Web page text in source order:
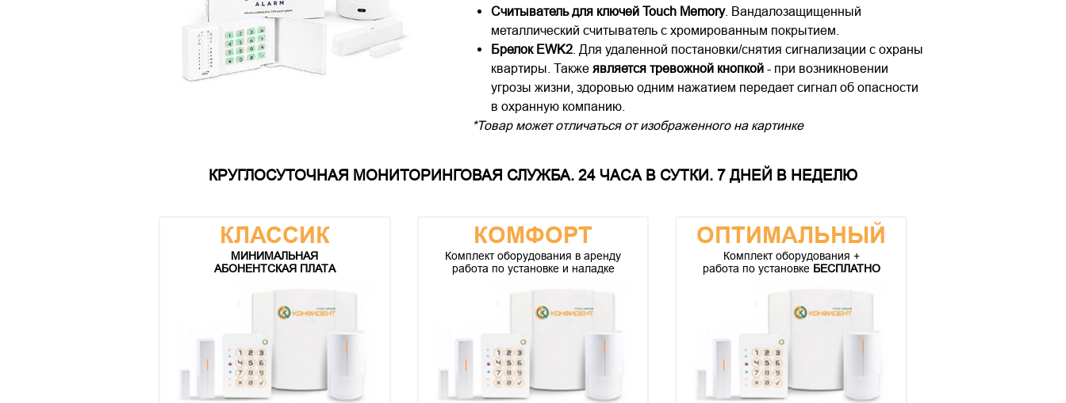
Считыватель для ключей Touch Memory. Вандалозащищенный
металлический считыватель с хромированным покрытием.
Брелок EWK2 . Для удаленной постановки/снятия сигнализации с охраны
квартиры. Такжеявляется тревожной кнопкой - при возникновении
угрозы жизни, здоровью одним нажатием передает сигнал об опасности
в охранную компанию.
*Товар может отличаться от изображенного на картинке
КРУГЛОСУТОЧНАЯ МОНИТОРИНГОВАЯ СЛУЖБА. 24 ЧАСА В СУТКИ. 7 ДНЕЙ В НЕДЕЛЮ
КЛАССИК
МИНИМАЛЬНАЯ
АБОНЕНТСКАЯ ПЛАТА
КОМФОРТ
Комплект оборудования в аренду
работа по установке и наладке
ОПТИМАЛЬНЫЙ
Комплект оборудования +
работа по установке БЕСПЛАТНО